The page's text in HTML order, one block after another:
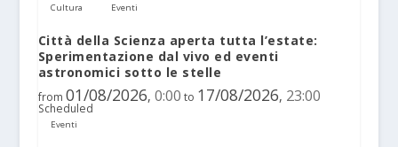
Cultura Eventi
Città della Scienza aperta tutta l’estate:
Sperimentazione dal vivo ed eventi
astronomici sotto le stelle
from 01/08/2026, 0:00 to 17/08/2026, 23:00
Scheduled
Eventi